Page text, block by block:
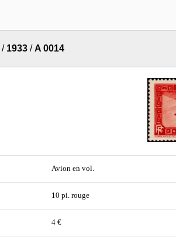
/ 1933 /A 0014
Avion en vol.
10 pi. rouge
4 €